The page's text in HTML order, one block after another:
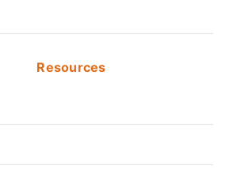
Resources